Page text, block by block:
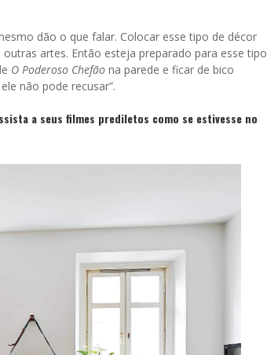
dão o que falar. Colocar esse tipo de décor
artes. Então esteja preparado para esse tipo
O Poderoso Chefão na parede e ficar de bico
não pode recusar”.
a seus filmes prediletos como se estivesse no